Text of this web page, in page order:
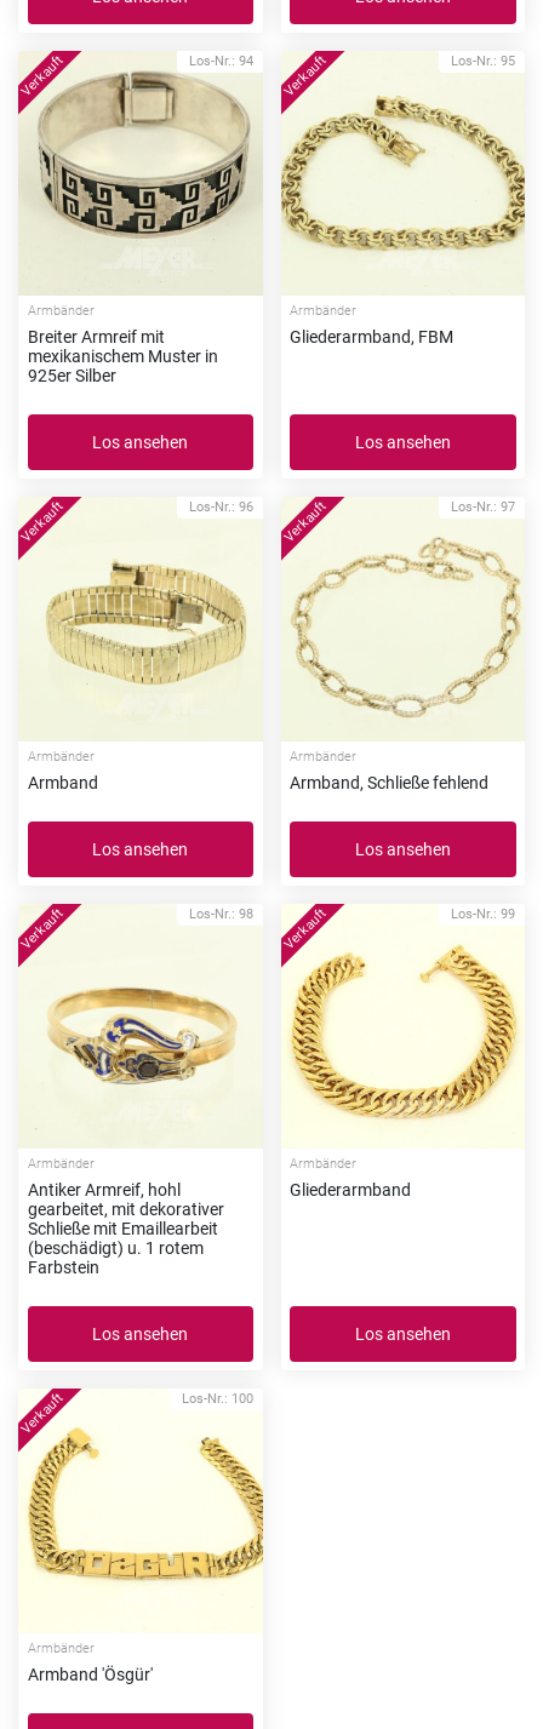
Los-Nr.: 94
Armbänder
Breiter Armreif mit
mexikanischem Muster in
925er Silber
Los ansehen
Los-Nr.: 95
Armbänder
Gliederarmband, FBM
Los ansehen
Los-Nr.: 96
Armbänder
Armband
Los ansehen
Los-Nr.: 97
Armbänder
Armband, Schließe fehlend
Los ansehen
Los-Nr.: 98
Armbänder
Antiker Armreif, hohl
gearbeitet, mit dekorativer
Schließe mit Emaillearbeit
(beschädigt) u. 1 rotem
Farbstein
Los ansehen
Los-Nr.: 99
Armbänder
Gliederarmband
Los ansehen
Los-Nr.: 100
Armbänder
Armband 'Ösgür'